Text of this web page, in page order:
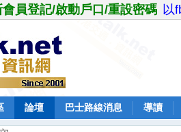
會員登記/啟動戶口/重設密碼 以
論壇 巴士路線消息 導讀